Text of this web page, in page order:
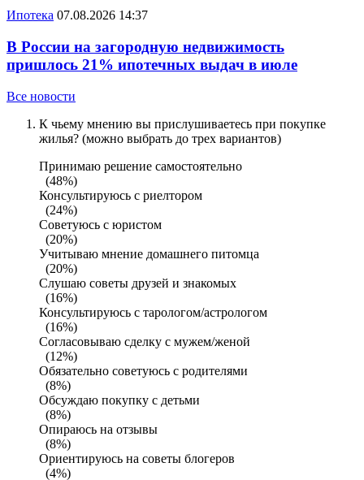
Ипотека 07.08.2026 14:37
В России на загородную недвижимость
пришлось 21% ипотечных выдач в июле
Все новости
К чьему мнению вы прислушиваетесь при покупке
жилья? (можно выбрать до трех вариантов)
Принимаю решение самостоятельно
(48%)
Консультируюсь с риелтором
(24%)
Советуюсь с юристом
(20%)
Учитываю мнение домашнего питомца
(20%)
Слушаю советы друзей и знакомых
(16%)
Консультируюсь с тарологом/астрологом
(16%)
Согласовываю сделку с мужем/женой
(12%)
Обязательно советуюсь с родителями
(8%)
Обсуждаю покупку с детьми
(8%)
Опираюсь на отзывы
(8%)
Ориентируюсь на советы блогеров
(4%)